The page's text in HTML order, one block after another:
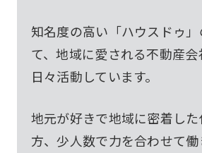
知名度の高い「ハウスドゥ
て、地域に愛される不動産会
日々活動しています。
地元が好きで地域に密着し
方、少人数で力を合わせて